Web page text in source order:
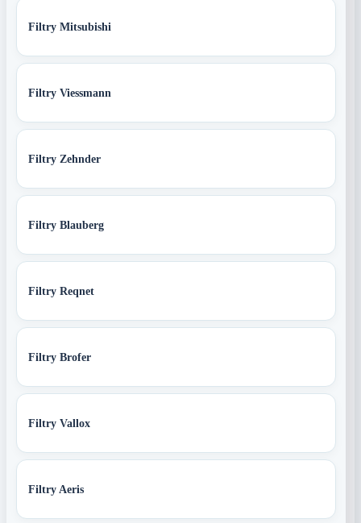
Filtry Mitsubishi
Filtry Viessmann
Filtry Zehnder
Filtry Blauberg
Filtry Reqnet
Filtry Brofer
Filtry Vallox
Filtry Aeris